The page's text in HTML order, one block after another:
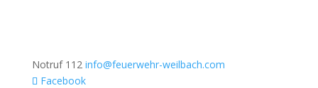
Notruf 112 info@feuerwehr-weilbach.com
Facebook